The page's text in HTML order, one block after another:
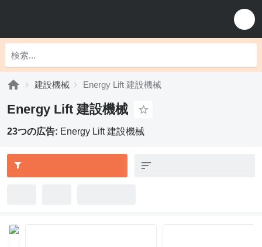
建設機械 Energy Lift 建設機械
Energy Lift 建設機械
23つの広告: Energy Lift 建設機械